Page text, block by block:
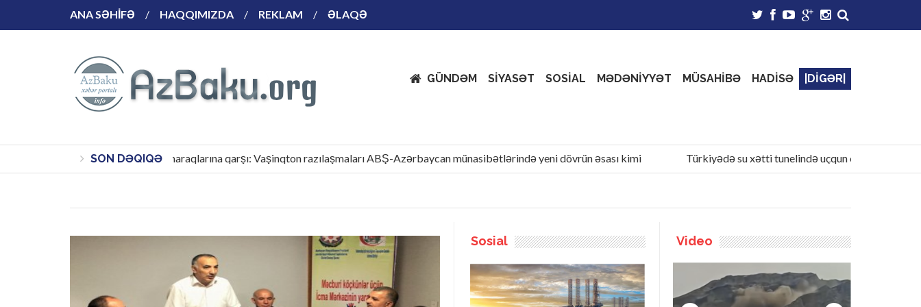
ANA SƏHİFƏ HAQQIMIZDA REKLAM ƏLAQƏ
GÜNDƏM SİYASƏT SOSİAL MƏDƏNİYYƏT MÜSAHİBƏ HADİSƏ |DİGƏR|
SON DƏQIQƏ
Rasional yanaşma qrup maraqlarına qarşı: Vaşinqton razılaşmaları ABŞ-Azərbaycan münasibətlərində yeni dövrün əsası kimi Türkiyədə su xətti tunelində uçqun olub - 1 ölü, 1 yaralı
Sosial Video